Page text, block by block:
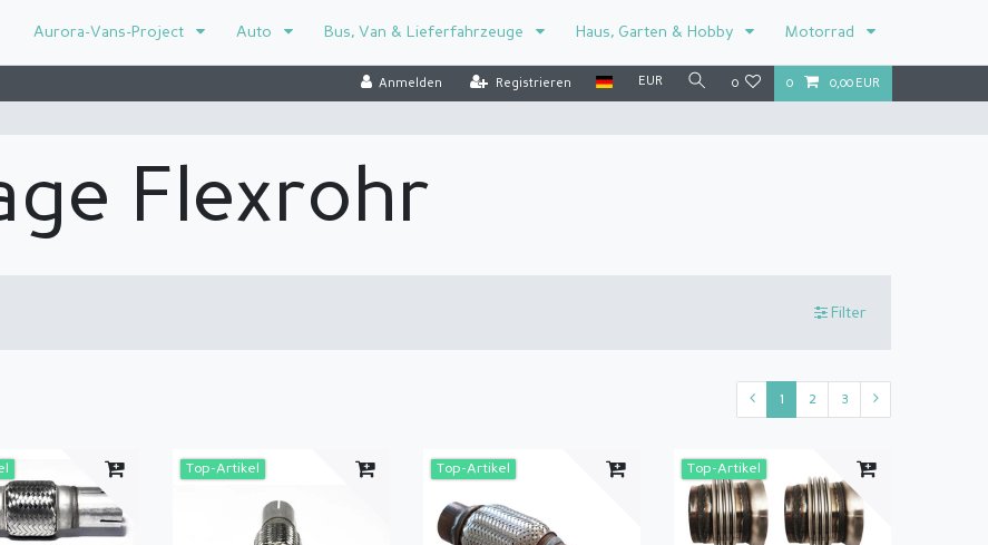
Aurora-Vans-Project Auto Bus, Van & Lieferfahrzeuge Haus, Garten & Hobby Motorrad
Anmelden Registrieren EUR 0 0 0,00 EUR
Flexrohr
Filter
1 2 3
Top-Artikel Top-Artikel Top-Artikel